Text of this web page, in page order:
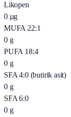
Likopen
0 µg
MUFA 22:1
0 g
PUFA 18:4
0 g
SFA 4:0 (butirik asit)
0 g
SFA 6:0
0 g